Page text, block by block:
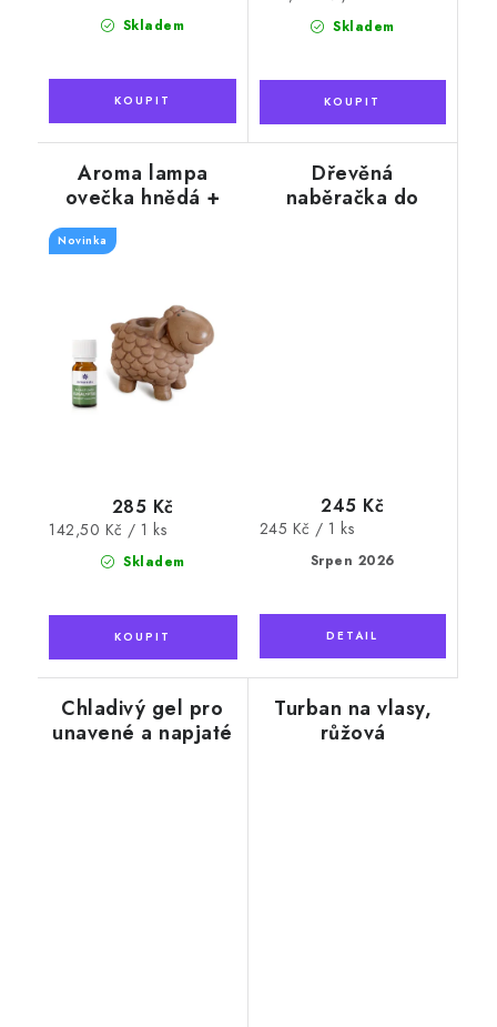
Skladem Skladem
Aroma lampa
ovečka hnědá +
vonný olej
Eukalyptus, 10 ml
Novinka
Skladem
285 Kč
Měrná
142,50 Kč / 1 ks
Dřevěná
naběračka do
Srpen 2026
245 Kč
Měrná
245 Kč / 1 ks
Chladivý gel pro
unavené a napjaté
Turban na vlasy,
růžová